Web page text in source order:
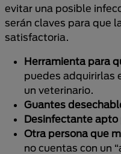
evitar una posible
serán claves para que
satisfactoria.
Herramienta para
puedes adquirirlas
un veterinario.
Guantes
Desinfectante apto
Otra persona que
no cuentas con un